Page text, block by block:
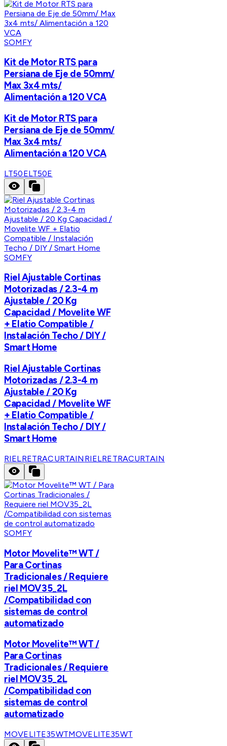
SOMFY
Kit de Motor RTS para
Persiana de Eje de 50mm/
Max 3x4 mts/
Alimentación a 120 VCA
Kit de Motor RTS para
Persiana de Eje de 50mm/
Max 3x4 mts/
Alimentación a 120 VCA
LT50ELT50E
SOMFY
Riel Ajustable Cortinas
Motorizadas / 2.3-4 m
Ajustable / 20 Kg
Capacidad / Movelite WF
+ Elatio Compatible /
Instalación Techo / DIY /
Smart Home
Riel Ajustable Cortinas
Motorizadas / 2.3-4 m
Ajustable / 20 Kg
Capacidad / Movelite WF
+ Elatio Compatible /
Instalación Techo / DIY /
Smart Home
RIELRETRACURTAIN RIELRETRACURTAIN
SOMFY
Motor Movelite™ WT /
Para Cortinas
Tradicionales / Requiere
riel MOV35_2L
/Compatibilidad con
sistemas de control
automatizado
Motor Movelite™ WT /
Para Cortinas
Tradicionales / Requiere
riel MOV35_2L
/Compatibilidad con
sistemas de control
automatizado
MOVELITE35WTMOVELITE35WT